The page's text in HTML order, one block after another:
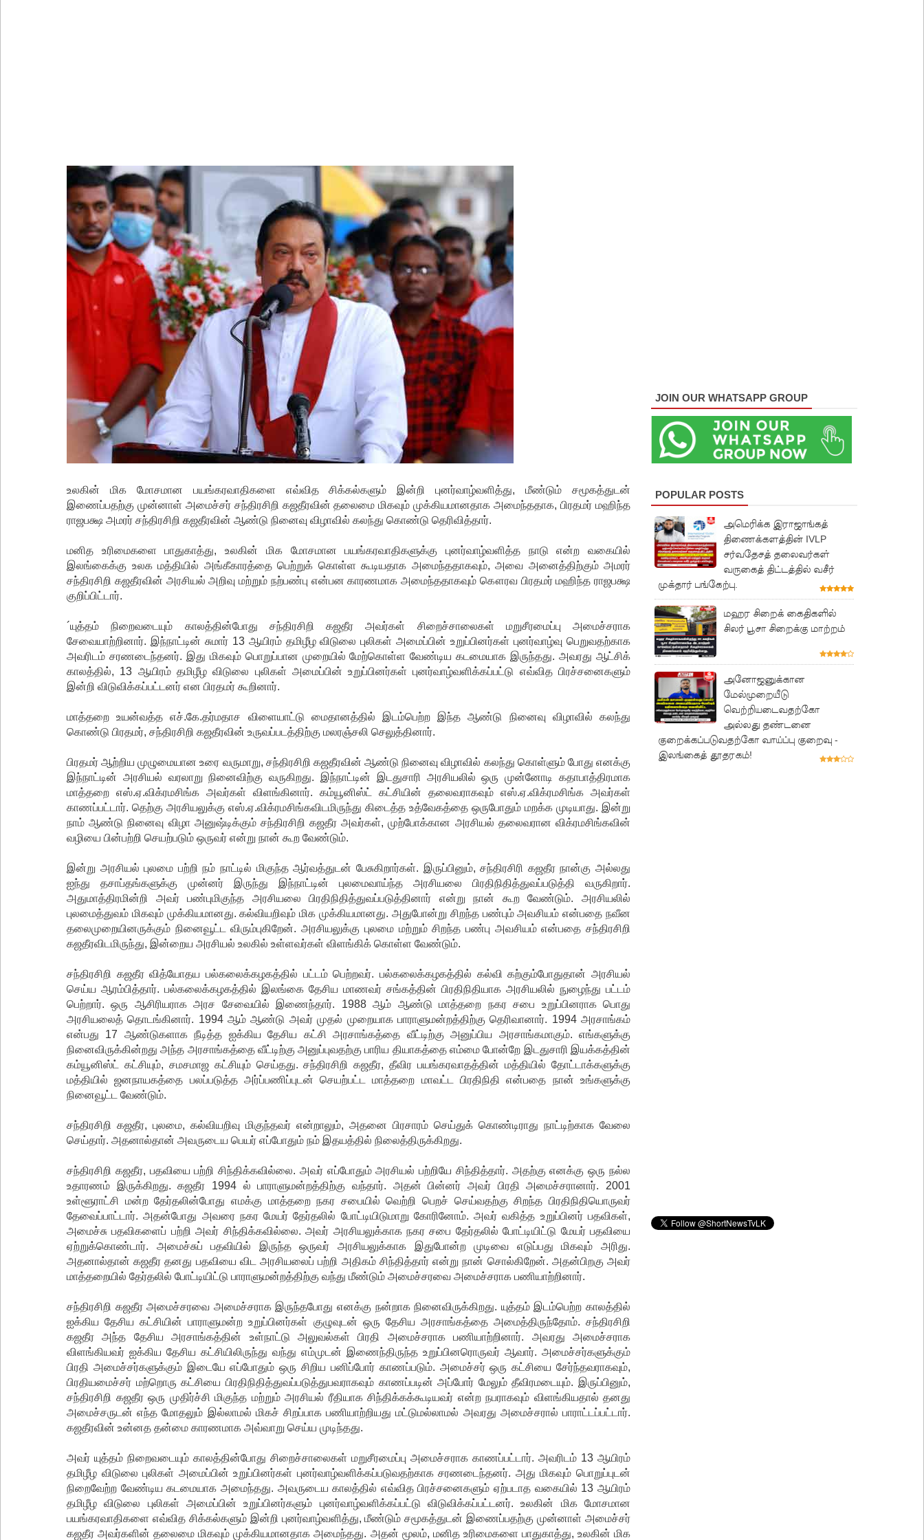
குருவிட்ட சிறை மோதலில் இருவர் பலி!
நாளை இடம்பெறவுள்ள தரம் 5 புலமைப்பரிசில் பரீட்சை தொடர்பில் முக்கிய அறிவிப்பு!
உலகின் மிக மோசமான பயங்கரவாதிகளை எவ்வித சிக்கல்களும் இன்றி புனர்வாழ்வளித்து, மீண்டும் சமூகத்துடன்
இணைப்பதற்கு முன்னாள் அமைச்சர் சந்திரசிறி கஜதீரவின் தலைமை மிகவும் முக்கியமானதாக அமைந்ததாக, பிரதமர் மஹிந்த
ராஜபக்ஷ அமரர் சந்திரசிறி கஜதீரவின் ஆண்டு நினைவு விழாவில் கலந்து கொண்டு தெரிவித்தார்.
மனித உரிமைகளை பாதுகாத்து, உலகின் மிக மோசமான பயங்கரவாதிகளுக்கு புனர்வாழ்வளித்த நாடு என்ற வகையில்
இலங்கைக்கு உலக மத்தியில் அங்கீகாரத்தை பெற்றுக் கொள்ள கூடியதாக அமைந்ததாகவும், அவை அனைத்திற்கும் அமரர்
சந்திரசிறி கஜதீரவின் அரசியல் அறிவு மற்றும் நற்பண்பு என்பன காரணமாக அமைந்ததாகவும் கௌரவ பிரதமர் மஹிந்த ராஜபக்ஷ
குறிப்பிட்டார்.
´யுத்தம் நிறைவடையும் காலத்தின்போது சந்திரசிறி கஜதீர அவர்கள் சிறைச்சாலைகள் மறுசீரமைப்பு அமைச்சராக
சேவையாற்றினார். இந்நாட்டின் சுமார் 13 ஆயிரம் தமிழீழ விடுலை புலிகள் அமைப்பின் உறுப்பினர்கள் புனர்வாழ்வு பெறுவதற்காக
அவரிடம் சரணடைந்தனர். இது மிகவும் பொறுப்பான முறையில் மேற்கொள்ள வேண்டிய கடமையாக இருந்தது. அவரது ஆட்சிக்
காலத்தில், 13 ஆயிரம் தமிழீழ விடுலை புலிகள் அமைப்பின் உறுப்பினர்கள் புனர்வாழ்வளிக்கப்பட்டு எவ்வித பிரச்சனைகளும்
இன்றி விடுவிக்கப்பட்டனர் என பிரதமர் கூறினார்.
மாத்தறை உயன்வத்த எச்.கே.தர்மதாச விளையாட்டு மைதானத்தில் இடம்பெற்ற இந்த ஆண்டு நினைவு விழாவில் கலந்து
கொண்டு பிரதமர், சந்திரசிறி கஜதீரவின் உருவப்படத்திற்கு மலரஞ்சலி செலுத்தினார்.
பிரதமர் ஆற்றிய முழுமையான உரை வருமாறு, சந்திரசிறி கஜதீரவின் ஆண்டு நினைவு விழாவில் கலந்து கொள்ளும் போது எனக்கு
இந்நாட்டின் அரசியல் வரலாறு நினைவிற்கு வருகிறது. இந்நாட்டின் இடதுசாரி அரசியலில் ஒரு முன்னோடி கதாபாத்திரமாக
மாத்தறை எஸ்.ஏ.விக்ரமசிங்க அவர்கள் விளங்கினார். கம்யூனிஸ்ட் கட்சியின் தலைவராகவும் எஸ்.ஏ.விக்ரமசிங்க அவர்கள்
காணப்பட்டார். தெற்கு அரசியலுக்கு எஸ்.ஏ.விக்ரமசிங்கவிடமிருந்து கிடைத்த உத்வேகத்தை ஒருபோதும் மறக்க முடியாது. இன்று
நாம் ஆண்டு நினைவு விழா அனுஷ்டிக்கும் சந்திரசிறி கஜதீர அவர்கள், முற்போக்கான அரசியல் தலைவரான விக்ரமசிங்கவின்
வழியை பின்பற்றி செயற்படும் ஒருவர் என்று நான் கூற வேண்டும்.
இன்று அரசியல் புலமை பற்றி நம் நாட்டில் மிகுந்த ஆர்வத்துடன் பேசுகிறார்கள். இருப்பினும், சந்திரசிரி கஜதீர நான்கு அல்லது
ஐந்து தசாப்தங்களுக்கு முன்னர் இருந்து இந்நாட்டின் புலமைவாய்ந்த அரசியலை பிரதிநிதித்துவப்படுத்தி வருகிறார்.
அதுமாத்திரமின்றி அவர் பண்புமிகுந்த அரசியலை பிரதிநிதித்துவப்படுத்தினார் என்று நான் கூற வேண்டும். அரசியலில்
புலமைத்துவம் மிகவும் முக்கியமானது. கல்வியறிவும் மிக முக்கியமானது. அதுபோன்று சிறந்த பண்பும் அவசியம் என்பதை நவீன
தலைமுறையினருக்கும் நினைவூட்ட விரும்புகிறேன். அரசியலுக்கு புலமை மற்றும் சிறந்த பண்பு அவசியம் என்பதை சந்திரசிறி
கஜதீரவிடமிருந்து, இன்றைய அரசியல் உலகில் உள்ளவர்கள் விளங்கிக் கொள்ள வேண்டும்.
சந்திரசிறி கஜதீர வித்யோதய பல்கலைக்கழகத்தில் பட்டம் பெற்றவர். பல்கலைக்கழகத்தில் கல்வி கற்கும்போதுதான் அரசியல்
செய்ய ஆரம்பித்தார். பல்கலைக்கழகத்தில் இலங்கை தேசிய மாணவர் சங்கத்தின் பிரதிநிதியாக அரசியலில் நுழைந்து பட்டம்
பெற்றார். ஒரு ஆசிரியராக அரச சேவையில் இணைந்தார். 1988 ஆம் ஆண்டு மாத்தறை நகர சபை உறுப்பினராக பொது
அரசியலைத் தொடங்கினார். 1994 ஆம் ஆண்டு அவர் முதல் முறையாக பாராளுமன்றத்திற்கு தெரிவானார். 1994 அரசாங்கம்
என்பது 17 ஆண்டுகளாக நீடித்த ஐக்கிய தேசிய கட்சி அரசாங்கத்தை வீட்டிற்கு அனுப்பிய அரசாங்கமாகும். எங்களுக்கு
நினைவிருக்கின்றது அந்த அரசாங்கத்தை வீட்டிற்கு அனுப்புவதற்கு பாரிய தியாகத்தை எம்மை போன்றே இடதுசாரி இயக்கத்தின்
கம்யூனிஸ்ட் கட்சியும், சமசமாஜ கட்சியும் செய்தது. சந்திரசிறி கஜதீர, தீவிர பயங்கரவாதத்தின் மத்தியில் தோட்டாக்களுக்கு
மத்தியில் ஜனநாயகத்தை பலப்படுத்த அர்ப்பணிப்புடன் செயற்பட்ட மாத்தறை மாவட்ட பிரதிநிதி என்பதை நான் உங்களுக்கு
நினைவூட்ட வேண்டும்.
சந்திரசிறி கஜதீர, புலமை, கல்வியறிவு மிகுந்தவர் என்றாலும், அதனை பிரசாரம் செய்துக் கொண்டிராது நாட்டிற்காக வேலை
செய்தார். அதனால்தான் அவருடைய பெயர் எப்போதும் நம் இதயத்தில் நிலைத்திருக்கிறது.
சந்திரசிறி கஜதீர, பதவியை பற்றி சிந்திக்கவில்லை. அவர் எப்போதும் அரசியல் பற்றியே சிந்தித்தார். அதற்கு எனக்கு ஒரு நல்ல
உதாரணம் இருக்கிறது. கஜதீர 1994 ல் பாராளுமன்றத்திற்கு வந்தார். அதன் பின்னர் அவர் பிரதி அமைச்சரானார். 2001
உள்ளூராட்சி மன்ற தேர்தலின்போது எமக்கு மாத்தறை நகர சபையில் வெற்றி பெறச் செய்வதற்கு சிறந்த பிரதிநிதியொருவர்
தேவைப்பாட்டார். அதன்போது அவரை நகர மேயர் தேர்தலில் போட்டியிடுமாறு கோரினோம். அவர் வகித்த உறுப்பினர் பதவிகள்,
அமைச்சு பதவிகளைப் பற்றி அவர் சிந்திக்கவில்லை. அவர் அரசியலுக்காக நகர சபை தேர்தலில் போட்டியிட்டு மேயர் பதவியை
ஏற்றுக்கொண்டார். அமைச்சுப் பதவியில் இருந்த ஒருவர் அரசியலுக்காக இதுபோன்ற முடிவை எடுப்பது மிகவும் அரிது.
அதனால்தான் கஜதீர தனது பதவியை விட அரசியலைப் பற்றி அதிகம் சிந்தித்தார் என்று நான் சொல்கிறேன். அதன்பிறகு அவர்
மாத்தறையில் தேர்தலில் போட்டியிட்டு பாராளுமன்றத்திற்கு வந்து மீண்டும் அமைச்சரவை அமைச்சராக பணியாற்றினார்.
சந்திரசிறி கஜதீர அமைச்சரவை அமைச்சராக இருந்தபோது எனக்கு நன்றாக நினைவிருக்கிறது. யுத்தம் இடம்பெற்ற காலத்தில்
ஐக்கிய தேசிய கட்சியின் பாராளுமன்ற உறுப்பினர்கள் குழுவுடன் ஒரு தேசிய அரசாங்கத்தை அமைத்திருந்தோம். சந்திரசிறி
கஜதீர அந்த தேசிய அரசாங்கத்தின் உள்நாட்டு அலுவல்கள் பிரதி அமைச்சராக பணியாற்றினார். அவரது அமைச்சராக
விளங்கியவர் ஐக்கிய தேசிய கட்சியிலிருந்து வந்து எம்முடன் இணைந்திருந்த உறுப்பினரொருவர் ஆவார். அமைச்சர்களுக்கும்
பிரதி அமைச்சர்களுக்கும் இடையே எப்போதும் ஒரு சிறிய பனிப்போர் காணப்படும். அமைச்சர் ஒரு கட்சியை சேர்ந்தவராகவும்,
பிரதியமைச்சர் மற்றொரு கட்சியை பிரதிநிதித்துவப்படுத்துபவராகவும் காணப்படின் அப்போர் மேலும் தீவிரமடையும். இருப்பினும்,
சந்திரசிறி கஜதீர ஒரு முதிர்ச்சி மிகுந்த மற்றும் அரசியல் ரீதியாக சிந்திக்கக்கூடியவர் என்ற நபராகவும் விளங்கியதால் தனது
அமைச்சருடன் எந்த மோதலும் இல்லாமல் மிகச் சிறப்பாக பணியாற்றியது மட்டுமல்லாமல் அவரது அமைச்சரால் பாராட்டப்பட்டார்.
கஜதீரவின் உன்னத தன்மை காரணமாக அவ்வாறு செய்ய முடிந்தது.
அவர் யுத்தம் நிறைவடையும் காலத்தின்போது சிறைச்சாலைகள் மறுசீரமைப்பு அமைச்சராக காணப்பட்டார். அவரிடம் 13 ஆயிரம்
தமிழீழ விடுலை புலிகள் அமைப்பின் உறுப்பினர்கள் புனர்வாழ்வளிக்கப்படுவதற்காக சரணடைந்தனர். அது மிகவும் பொறுப்புடன்
நிறைவேற்ற வேண்டிய கடமையாக அமைந்தது. அவருடைய காலத்தில் எவ்வித பிரச்சனைகளும் ஏற்படாத வகையில் 13 ஆயிரம்
தமிழீழ விடுலை புலிகள் அமைப்பின் உறுப்பினர்களும் புனர்வாழ்வளிக்கப்பட்டு விடுவிக்கப்பட்டனர். உலகின் மிக மோசமான
பயங்கரவாதிகளை எவ்வித சிக்கல்களும் இன்றி புனர்வாழ்வளித்து, மீண்டும் சமூகத்துடன் இணைப்பதற்கு முன்னாள் அமைச்சர்
கஜதீர அவர்களின் தலைமை மிகவும் முக்கியமானதாக அமைந்தது. அதன் மூலம், மனித உரிமைகளை பாதுகாத்து, உலகின் மிக
JOIN OUR WHATSAPP GROUP
POPULAR POSTS
அமெரிக்க இராஜாங்கத்
திணைக்களத்தின் IVLP
சர்வதேசத் தலைவர்கள்
வருகைத் திட்டத்தில் வசீர்
முக்தார் பங்கேற்பு.
மஹர சிறைக் கைதிகளில்
சிலர் பூசா சிறைக்கு மாற்றம்
அனோஜனுக்கான
மேல்முறையீடு
வெற்றியடைவதற்கோ
அல்லது தண்டனை
குறைக்கப்படுவதற்கோ வாய்ப்பு குறைவு -
இலங்கைத் தூதரகம்!